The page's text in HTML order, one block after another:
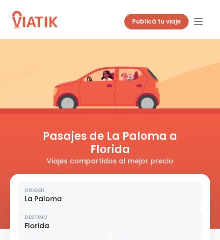
Publicá tu viaje
Pasajes de La Paloma a
Florida
Viajes compartidos al mejor precio
ORIGEN
La Paloma
DESTINO
Florida